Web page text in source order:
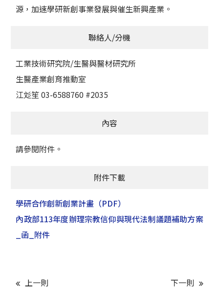
活動花絮
源，加速學研新創事業發展與催生新興產業。
聯絡人/分機
工業技術研究院/生醫與醫材研究所
生醫產業創育推動室
江彣笙 03-6588760 #2035
內容
請參閱附件。
附件下載
學研合作創新創業計畫 （PDF）
內政部113年度辦理宗教信仰與現代法制議題補助方案
_函_附件
上一則 下一則